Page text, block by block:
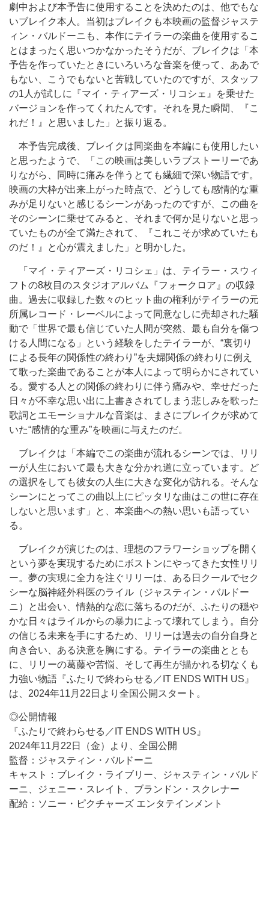
劇中および本予告に使用することを決めたのは、他でもな
いブレイク本人。当初はブレイクも本映画の監督ジャステ
ィン・バルドーニも、本作にテイラーの楽曲を使用するこ
とはまったく思いつかなかったそうだが、ブレイクは「本
予告を作っていたときにいろいろな音楽を使って、ああで
もない、こうでもないと苦戦していたのですが、スタッフ
の1人が試しに『マイ・ティアーズ・リコシェ』を乗せた
バージョンを作ってくれたんです。それを見た瞬間、『こ
れだ！』と思いました」と振り返る。
本予告完成後、ブレイクは同楽曲を本編にも使用したい
と思ったようで、「この映画は美しいラブストーリーであ
りながら、同時に痛みを伴うとても繊細で深い物語です。
映画の大枠が出来上がった時点で、どうしても感情的な重
みが足りないと感じるシーンがあったのですが、この曲を
そのシーンに乗せてみると、それまで何か足りないと思っ
ていたものが全て満たされて、『これこそが求めていたも
のだ！』と心が震えました」と明かした。
「マイ・ティアーズ・リコシェ」は、テイラー・スウィ
フトの8枚目のスタジオアルバム『フォークロア』の収録
曲。過去に収録した数々のヒット曲の権利がテイラーの元
所属レコード・レーベルによって同意なしに売却された騒
動で「世界で最も信じていた人間が突然、最も自分を傷つ
ける人間になる」という経験をしたテイラーが、“裏切り
による長年の関係性の終わり”を夫婦関係の終わりに例え
て歌った楽曲であることが本人によって明らかにされてい
る。愛する人との関係の終わりに伴う痛みや、幸せだった
日々が不幸な思い出に上書きされてしまう悲しみを歌った
歌詞とエモーショナルな音楽は、まさにブレイクが求めて
いた“感情的な重み”を映画に与えたのだ。
ブレイクは「本編でこの楽曲が流れるシーンでは、リリ
ーが人生において最も大きな分かれ道に立っています。ど
の選択をしても彼女の人生に大きな変化が訪れる。そんな
シーンにとってこの曲以上にピッタリな曲はこの世に存在
しないと思います」と、本楽曲への熱い思いも語ってい
る。
ブレイクが演じたのは、理想のフラワーショップを開く
という夢を実現するためにボストンにやってきた女性リリ
ー。夢の実現に全力を注ぐリリーは、ある日クールでセク
シーな脳神経外科医のライル（ジャスティン・バルドー
ニ）と出会い、情熱的な恋に落ちるのだが、ふたりの穏や
かな日々はライルからの暴力によって壊れてしまう。自分
の信じる未来を手にするため、リリーは過去の自分自身と
向き合い、ある決意を胸にする。テイラーの楽曲ととも
に、リリーの葛藤や苦悩、そして再生が描かれる切なくも
力強い物語『ふたりで終わらせる／IT ENDS WITH US』
は、2024年11月22日より全国公開スタート。
◎公開情報
『ふたりで終わらせる／IT ENDS WITH US』
2024年11月22日（金）より、全国公開
監督：ジャスティン・バルドーニ
キャスト：ブレイク・ライブリー、ジャスティン・バルド
ーニ、ジェニー・スレイト、ブランドン・スクレナー
配給：ソニー・ピクチャーズ エンタテインメント